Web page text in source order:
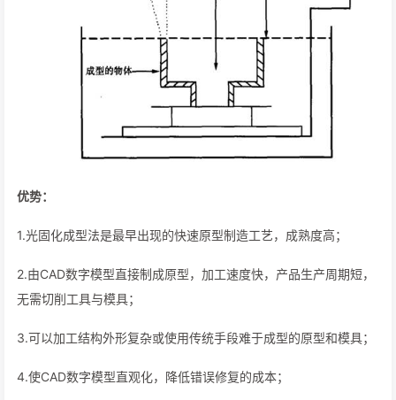
优势：
1.光固化成型法是最早出现的快速原型制造工艺，成熟度高；
2.由CAD数字模型直接制成原型，加工速度快，产品生产周期短，
无需切削工具与模具；
3.可以加工结构外形复杂或使用传统手段难于成型的原型和模具；
4.使CAD数字模型直观化，降低错误修复的成本；